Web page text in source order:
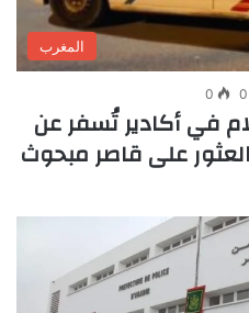
المغرب
0
0
في أكادير تُسفر عن
على قاصر مبحوث